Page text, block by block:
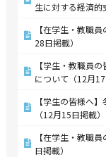
生に対する経済的
【在学生・教職
28日掲載）
【学生・教職員
について（12月17
【学生の皆様へ
（12月15日掲載）
【在学生・教職
日掲載）